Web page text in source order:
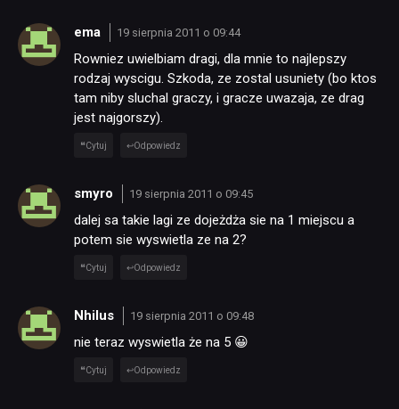
TECHNOLOGIE
DYSKUSJE
SKLEP
ema 19 sierpnia 2011 o 09:44
Rowniez uwielbiam dragi, dla mnie to najlepszy
rodzaj wyscigu. Szkoda, ze zostal usuniety (bo ktos
tam niby sluchal graczy, i gracze uwazaja, ze drag
jest najgorszy).
Cytuj Odpowiedz
smyro 19 sierpnia 2011 o 09:45
dalej sa takie lagi ze dojeżdża sie na 1 miejscu a
potem sie wyswietla ze na 2?
Cytuj Odpowiedz
Nhilus 19 sierpnia 2011 o 09:48
nie teraz wyswietla że na 5 😀
Cytuj Odpowiedz